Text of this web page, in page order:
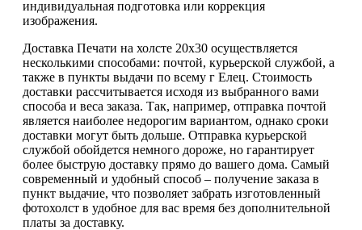
индивидуальная подготовка или коррекция
изображения.
Доставка Печати на холсте 20х30 осуществляется
несколькими способами: почтой, курьерской службой, а
также в пункты выдачи по всему г Елец. Стоимость
доставки рассчитывается исходя из выбранного вами
способа и веса заказа. Так, например, отправка почтой
является наиболее недорогим вариантом, однако сроки
доставки могут быть дольше. Отправка курьерской
службой обойдется немного дороже, но гарантирует
более быструю доставку прямо до вашего дома. Самый
современный и удобный способ – получение заказа в
пункт выдачие, что позволяет забрать изготовленный
фотохолст в удобное для вас время без дополнительной
платы за доставку.